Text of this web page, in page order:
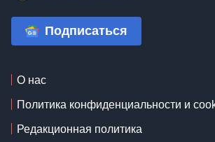
Подписаться
О нас
Политика конфиденциальности и
Редакционная политика